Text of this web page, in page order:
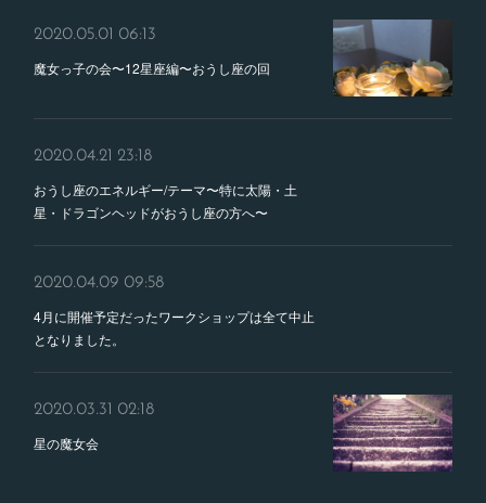
2020.05.01 06:13
魔女っ子の会〜12星座編〜おうし座の回
2020.04.21 23:18
おうし座のエネルギー/テーマ〜特に太陽・土
星・ドラゴンヘッドがおうし座の方へ〜
2020.04.09 09:58
4月に開催予定だったワークショップは全て中止
となりました。
2020.03.31 02:18
星の魔女会